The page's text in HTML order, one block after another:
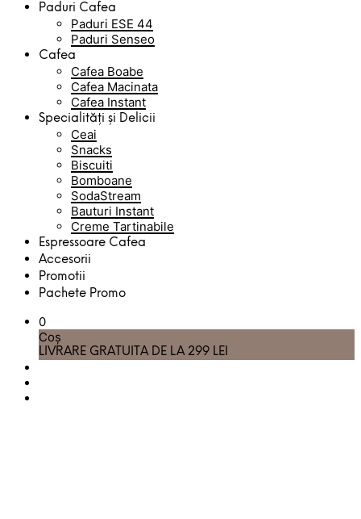
Paduri Cafea
Paduri ESE 44
Paduri Senseo
Cafea
Cafea Boabe
Cafea Macinata
Cafea Instant
Specialități și Delicii
Ceai
Snacks
Biscuiti
Bomboane
SodaStream
Bauturi Instant
Creme Tartinabile
Espressoare Cafea
Accesorii
Promotii
Pachete Promo
0
Coș
LIVRARE GRATUITA DE LA 299 LEI